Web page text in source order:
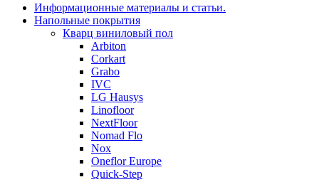
Информационные материалы и статьи.
Напольные покрытия
Кварц виниловый пол
Arbiton
Corkart
Grabo
IVC
LG Hausys
Linofloor
NextFloor
Nomad Flo
Nox
Oneflor Europe
Quick-Step